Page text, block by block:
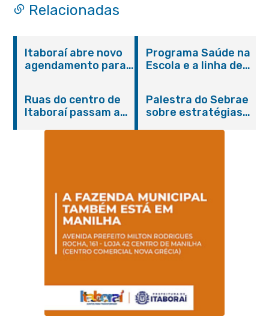
Relacionadas
Itaboraí abre novo
agendamento para
Programa Saúde na
Escola e a linha de
promovem
conscientização
sobre hanseníase
Ruas do centro de
Itaboraí passam a
Palestra do Sebrae
sobre estratégias